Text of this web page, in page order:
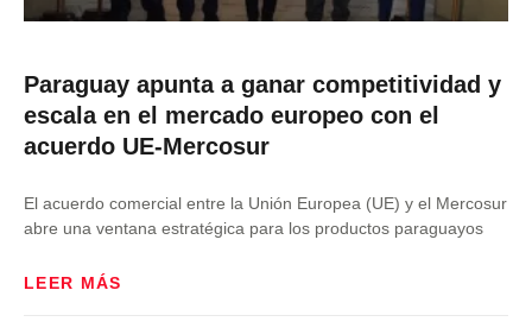
Paraguay apunta a ganar competitividad y
escala en el mercado europeo con el
acuerdo UE-Mercosur
El acuerdo comercial entre la Unión Europea (UE) y el Mercosur
abre una ventana estratégica para los productos paraguayos
LEER MÁS